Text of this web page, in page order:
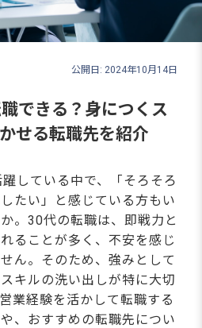
公開日: 2024年10月14日
できる？身につくス
せる転職先を紹介
している中で、「そろそろ
たい」と感じている方もい
。30代の転職は、即戦力と
ることが多く、不安を感じ
ん。そのため、強みとして
キルの洗い出しが特に大切
業経験を活かして転職する
、おすすめの転職先につい